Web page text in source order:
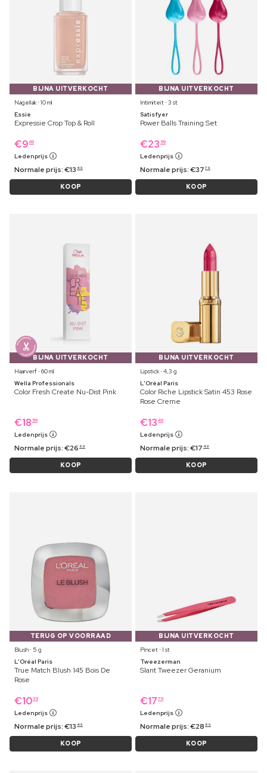
BIJNA UITVERKOCHT
Nagellak ⋅ 10 ml
Essie
Expressie Crop Top & Roll
€9 69
Ledenprijs
Normale prijs:€13 49
KOOP
BIJNA UITVERKOCHT
Intimiteit ⋅ 3 st
Satisfyer
Power Balls Training Set
€23 59
Ledenprijs
Normale prijs:€37 79
KOOP
BIJNA UITVERKOCHT
Haarverf ⋅ 60 ml
Wella Professionals
Color Fresh Create Nu-Dist Pink
€18 59
Ledenprijs
Normale prijs:€26 69
KOOP
BIJNA UITVERKOCHT
Lipstick ⋅ 4,3 g
L'Oréal Paris
Color Riche Lipstick Satin 453 Rose
Rose Creme
€13 49
Ledenprijs
Normale prijs:€17 49
KOOP
TERUG OP VOORRAAD
Blush ⋅ 5 g
L'Oréal Paris
True Match Blush 145 Bois De
Rose
€1039
Ledenprijs
Normale prijs:€13 49
KOOP
BIJNA UITVERKOCHT
Pincet ⋅ 1 st
Tweezerman
Slant Tweezer Geranium
€17 79
Ledenprijs
Normale prijs:€28 89
KOOP